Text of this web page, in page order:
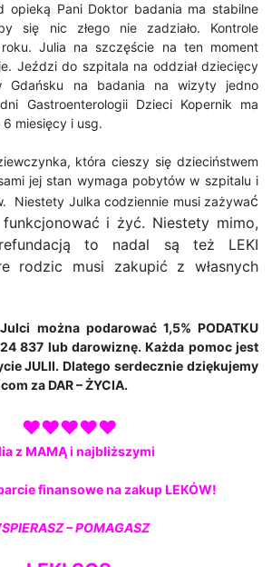
opieką Pani Doktor badania ma stabilne
się nic złego nie zadziało. Kontrole
Julia na szczęście na ten moment
Jeździ do szpitala na oddział dziecięcy
Gdańsku na badania na wizyty jedno
Gastroenterologii Dzieci Kopernik ma
miesięcy i usg.
która cieszy się dzieciństwem
jej stan wymaga pobytów w szpitalu i
Niestety Julka codziennie musi zażywać
i żyć. Niestety mimo,
to nadal są też LEKI
rodzic musi zakupić z własnych
można podarować 1,5% PODATKU
837 lub darowiznę. Każda pomoc jest
JULII. Dlatego serdecznie dziękujemy
za DAR – ŻYCIA.
♥♥♥♥♥
z MAMĄ i najbliższymi
finansowe na zakup LEKÓW!
– POMAGASZ